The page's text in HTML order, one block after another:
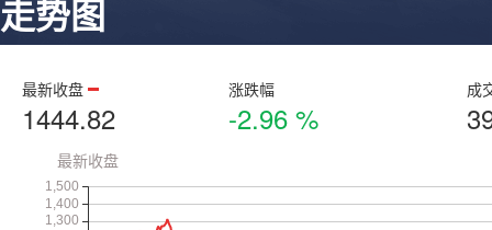
走势图
最新收盘
1444.82
涨跌幅
-2.96 %
成